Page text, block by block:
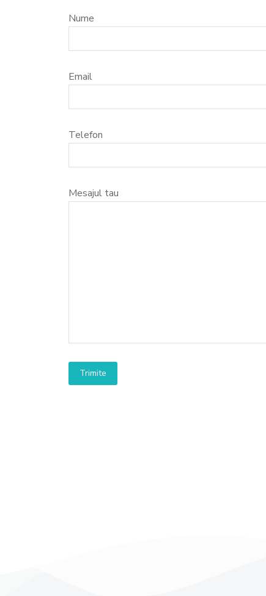
Nume
Email
Telefon
Mesajul tau